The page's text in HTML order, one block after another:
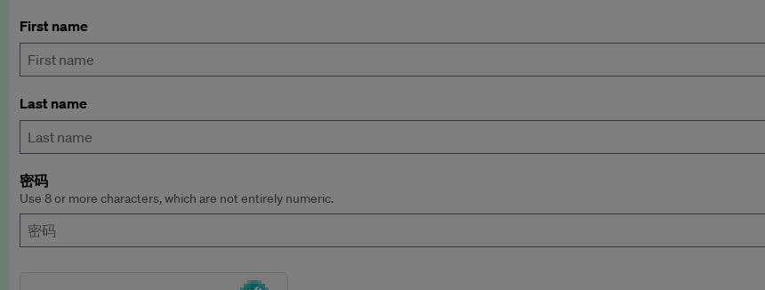
First name
Last name
密码
Use 8 or more characters, which are not entirely numeric.